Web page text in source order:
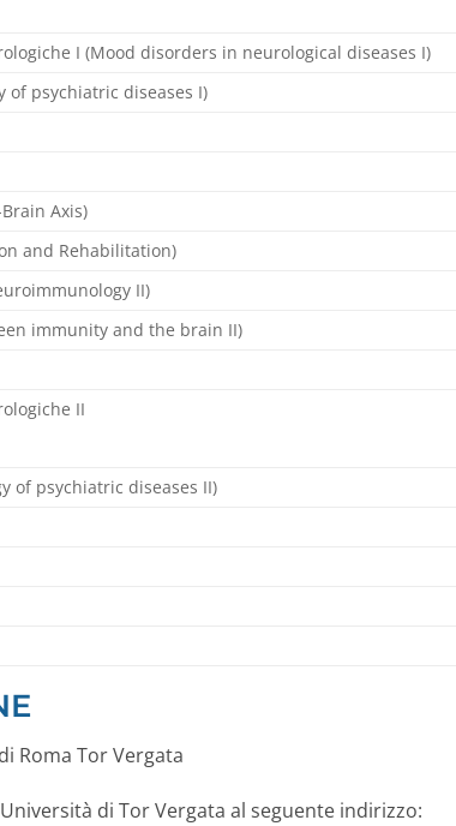
I (Mood disorders in neurological diseases I)
psychiatric diseases I)
Axis)
and Rehabilitation)
II)
immunity and the brain II)
II
of psychiatric diseases II)
Roma Tor Vergata
di Tor Vergata al seguente indirizzo: